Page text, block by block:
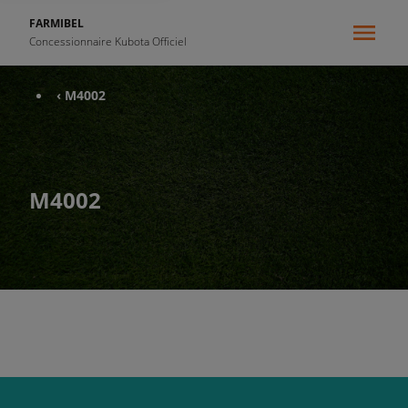
FARMIBEL
Concessionnaire Kubota Officiel
‹ M4002
M4002